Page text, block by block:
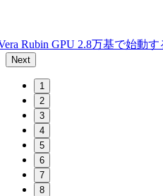
Rubin GPU 2.8万基で始動
Next
1
2
3
4
5
6
7
8